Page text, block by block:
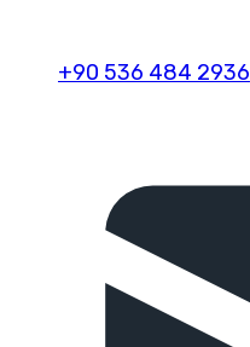
+90 536 484 2936